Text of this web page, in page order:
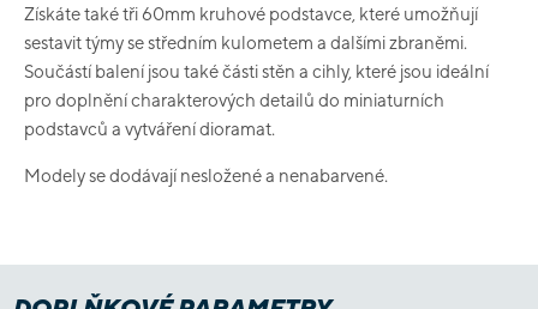
Získáte také tři 60mm kruhové podstavce, které umožňují
sestavit týmy se středním kulometem a dalšími zbraněmi.
Součástí balení jsou také části stěn a cihly, které jsou ideální
pro doplnění charakterových detailů do miniaturních
podstavců a vytváření dioramat.
Modely se dodávají nesložené a nenabarvené.